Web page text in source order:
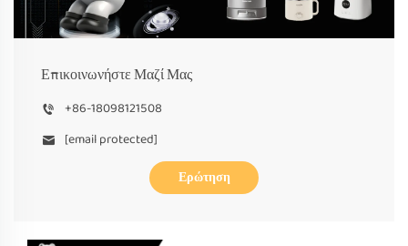
Επικοινωνήστε Μαζί Μας
+86-18098121508
[email protected]
Ερώτηση